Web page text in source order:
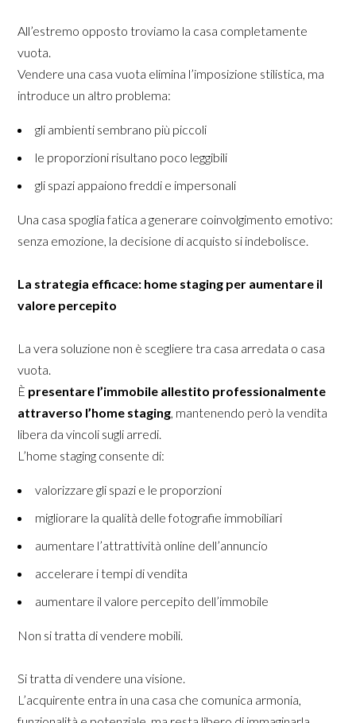
SERVIZI
LAVORI
All’estremo opposto troviamo la casa completamente
vuota.
Vendere una casa vuota elimina l’imposizione stilistica, ma
introduce un altro problema:
gli ambienti sembrano più piccoli
le proporzioni risultano poco leggibili
gli spazi appaiono freddi e impersonali
Una casa spoglia fatica a generare coinvolgimento emotivo:
senza emozione, la decisione di acquisto si indebolisce.
La strategia efficace: home staging per aumentare il
valore percepito
La vera soluzione non è scegliere tra casa arredata o casa
vuota.
È presentare l’immobile allestito professionalmente
attraverso l’home staging , mantenendo però la vendita
libera da vincoli sugli arredi.
L’home staging consente di:
valorizzare gli spazi e le proporzioni
migliorare la qualità delle fotografie immobiliari
aumentare l’attrattività online dell’annuncio
accelerare i tempi di vendita
aumentare il valore percepito dell’immobile
Non si tratta di vendere mobili.
Si tratta di vendere una visione.
L’acquirente entra in una casa che comunica armonia,